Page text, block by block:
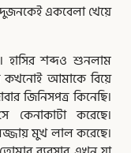
দুজনকেই একবেলা খেয়ে
শব্দও শুনলাম
আমাকে বিয়ে
জিনিসপত্র কিনেছি।
কেনাকাটা করেছে।
মুখ লাল করেছে।